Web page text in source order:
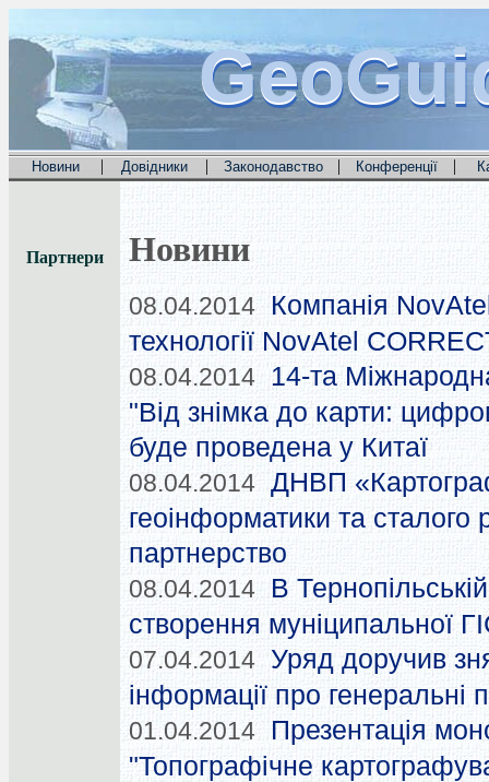
Новини | Довідники | Законодавство | Конференції |
Партнери Новини
08.04.2014
Компанія
технології NovAtel
08.04.2014 14-та
"Від знімка до карти:
буде проведена у Китаї
08.04.2014 ДНВП
геоінформатики та сталого
партнерство
08.04.2014
В
створення муніципальної
07.04.2014 Уряд доручив
інформації про генеральні
01.04.2014
Презентація
"Топографічне